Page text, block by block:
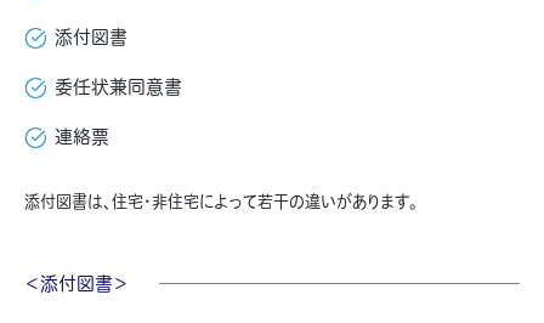
添付図書
委任状兼同意書
連絡票
添付図書は、住宅・非住宅によって若干の違いがあります。
＜添付図書＞